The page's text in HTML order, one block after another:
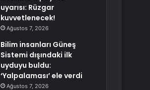
uyarısı: Rüzgar
kuvvetlenecek!
Ağustos 7, 2026
Bilim insanları Güneş
Sistemi dışındaki ilk
uyduyu buldu:
‘Yalpalaması’ ele verdi
Ağustos 7, 2026